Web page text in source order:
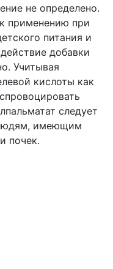
не определено.
применению при
питания и
добавки
Учитывая
кислоты как
следует
имеющим
почек.